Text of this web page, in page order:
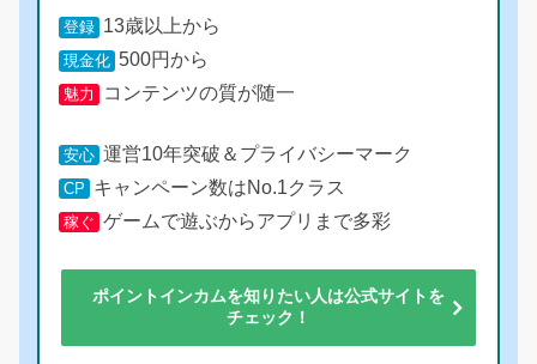
登録 13歳以上から
現金化 500円から
魅力 コンテンツの質が随一
安心 運営10年突破＆プライバシーマーク
CP キャンペーン数はNo.1クラス
稼ぐ ゲームで遊ぶからアプリまで多彩
ポイントインカムを知りたい人は公式サイトを
チェック！